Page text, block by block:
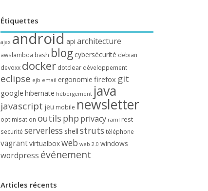
Étiquettes
ajax androidapi architecture
awslambda bash blog cybersécurité debian
devoxx docker dotclear développement
eclipse ejb email ergonomie firefox git
google hibernate hébergement java
javascript jeu mobile newsletter
optimisation outils php privacy raml rest
securité serverless shell struts téléphone
vagrantvirtualboxweb web 2.0 windows
wordpress événement
Articles récents